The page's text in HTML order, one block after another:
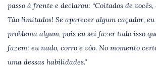
passo à frente e declarou: “Coitados de
Tão limitados! Se aparecer algum caçador,
problema algum, pois eu sei fazer tudo isso
fazem: eu nado, corro e vôo. No momento
uma dessas habilidades.”